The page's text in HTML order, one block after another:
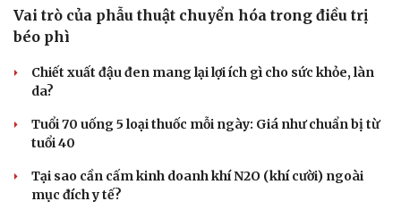
Vai trò của phẫu thuật chuyển hóa trong điều trị
béo phì
Chiết xuất đậu đen mang lại lợi ích gì cho sức khỏe, làn
da?
Tuổi 70 uống 5 loại thuốc mỗi ngày: Giá như chuẩn bị từ
tuổi 40
Tại sao cần cấm kinh doanh khí N2O (khí cười) ngoài
mục đích y tế?